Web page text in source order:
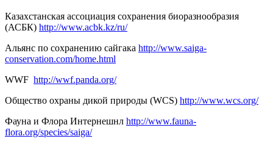
Казахстанская ассоциация сохранения биоразнообразия
(АСБК) http://www.acbk.kz/ru/
Альянс по сохранению сайгака http://www.saiga-
conservation.com/home.html
WWF http://wwf.panda.org/
Общество охраны дикой природы (WCS) http://www.wcs.org/
Фауна и Флора Интернешнл http://www.fauna-
flora.org/species/saiga/